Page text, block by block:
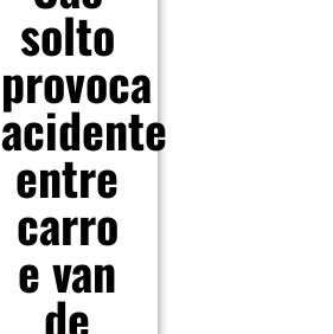
solto
provoca
acidente
entre
carro
e van
de